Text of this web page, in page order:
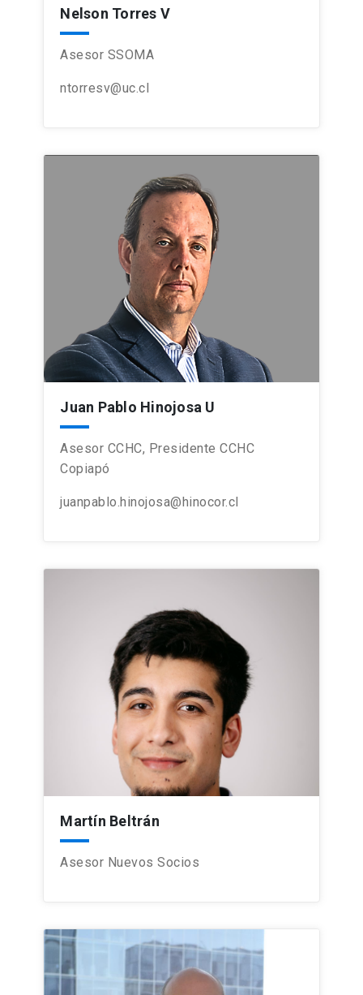
Nelson Torres V
Asesor SSOMA
ntorresv@uc.cl
Juan Pablo Hinojosa U
Asesor CCHC, Presidente CCHC
Copiapó
juanpablo.hinojosa@hinocor.cl
Martín Beltrán
Asesor Nuevos Socios